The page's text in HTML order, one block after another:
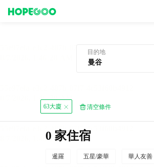
目的地
63大廈 清空條件
0 家住宿
暹羅 五星/豪華 華人友善